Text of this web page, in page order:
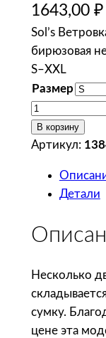
1643,00 ₽
Sol’s
бирюзовая
S–XXL
Размер
К
о
л
т
о
т
о
в
В корзину
Артикул:
Детали
Несколько
сумку.
цене эта